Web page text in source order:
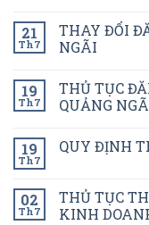
21
Th7
THAY ĐỔI
NGÃI
19
Th7
THỦ TỤC
QUẢNG
19
Th7
QUY ĐỊNH
02
Th7
THỦ TỤC
KINH